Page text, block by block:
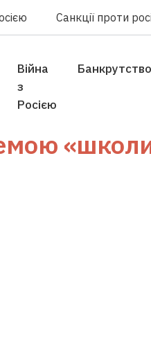
Санкції проти
Війна
з
Росією
Банкрутство